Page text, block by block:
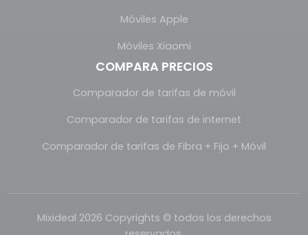
Móviles Apple
Móviles Xiaomi
COMPARA PRECIOS
Comparador de tarifas de móvil
Comparador de tarifas de internet
Comparador de tarifas de Fibra + Fijo + Móvil
Mixideal 2026 Copyrights © todos los derechos